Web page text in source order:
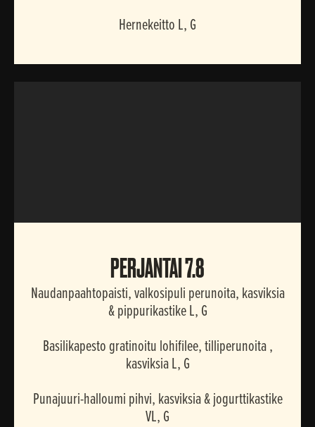
Hernekeitto L, G
PERJANTAIPERJANTAI 7.8
Naudanpaahtopaisti, valkosipuli perunoita, kasviksia
& pippurikastike L, G
Basilikapesto gratinoitu lohifilee, tilliperunoita ,
kasviksia L, G
Punajuuri-halloumi pihvi, kasviksia & jogurttikastike
VL, G